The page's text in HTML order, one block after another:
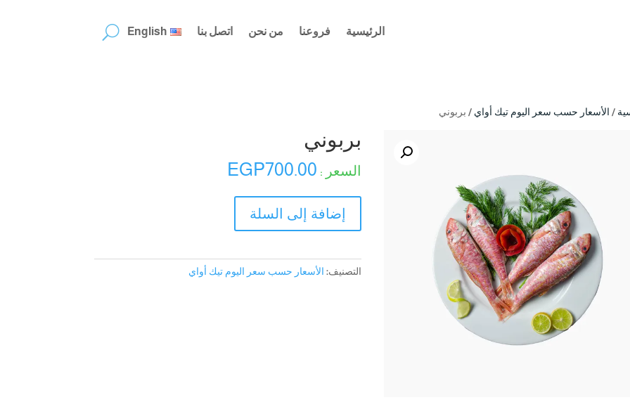
الرئيسية فروعنا من نحن اتصل بنا English
/ الأسعار حسب سعر اليوم تيك أواي / بربوني
بربوني
EGP700.00
بربوني
إضافة إلى السلة
التصنيف: الأسعار حسب سعر اليوم تيك أواي